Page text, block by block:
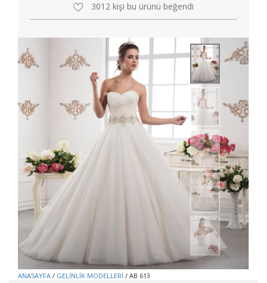
3012 kişi bu ürünü beğendi
ANASAYFA / GELİNLİK MODELLERİ / AB 613